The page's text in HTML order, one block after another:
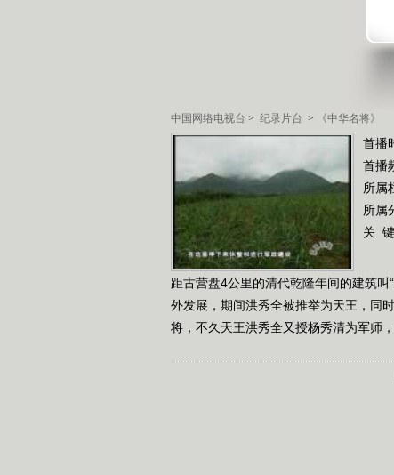
中国网络电视台 > 纪录片台 > 《中华名将》
首播
首播
所属
所属
关
距古营盘4公里的清代乾隆年间的建筑
外发展，期间洪秀全被推举为天王，同
将，不久天王洪秀全又授杨秀清为军师